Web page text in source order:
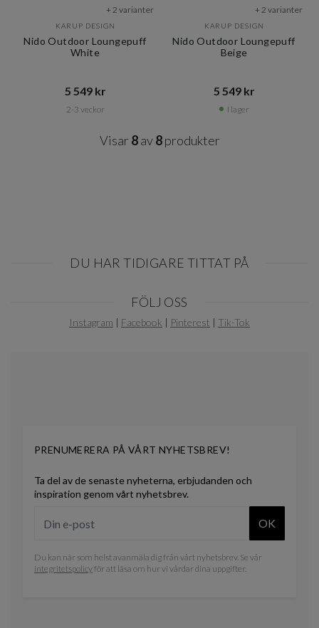
+ 2 varianter
KARUP DESIGN
Nido Outdoor Loungepuff
White
5 549 kr​​
2-3 veckor
+ 2 varianter
KARUP DESIGN
Nido Outdoor Loungepuff
Beige
5 549 kr​​
I lager
Visar 8av8produkter
DU HAR TIDIGARE TITTAT PÅ
FÖLJ OSS
Instagram | Facebook | Pinterest | Tik-Tok
PRENUMERERA PÅ VÅRT NYHETSBREV!
Ta del av de senaste nyheterna, erbjudanden och
inspiration genom vårt nyhetsbrev.
OK
Du kan när som helst avanmäla dig från vårt nyhetsbrev. Se vår
integritetspolicyför att läsa om hur vi vårdar dina uppgifter.